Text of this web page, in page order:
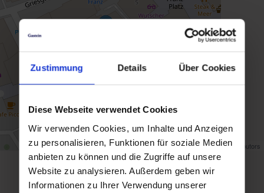
Zustimmung Details Über Cookies
Diese Webseite verwendet Cookies
Wir verwenden Cookies, um Inhalte und Anzeigen
zu personalisieren, Funktionen für soziale Medien
anbieten zu können und die Zugriffe auf unsere
Website zu analysieren. Außerdem geben wir
Informationen zu Ihrer Verwendung unserer
Map data ©OpenStreetMapcontributors
Zurück zur Übersicht